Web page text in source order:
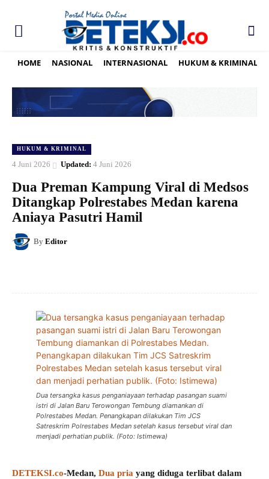
HOME NASIONAL INTERNASIONAL HUKUM & KRIMINAL
HUKUM & KRIMINAL
4 Juni 2026 Updated: 4 Juni 2026
Dua Preman Kampung Viral di Medsos
Ditangkap Polrestabes Medan karena
Aniaya Pasutri Hamil
By Editor
Dua tersangka kasus penganiayaan terhadap pasangan suami
istri di Jalan Baru Terowongan Tembung diamankan di
Polrestabes Medan. Penangkapan dilakukan Tim JCS
Satreskrim Polrestabes Medan setelah kasus tersebut viral dan
menjadi perhatian publik. (Foto: Istimewa)
DETEKSI.co-Medan, Dua pria yang diduga terlibat dalam